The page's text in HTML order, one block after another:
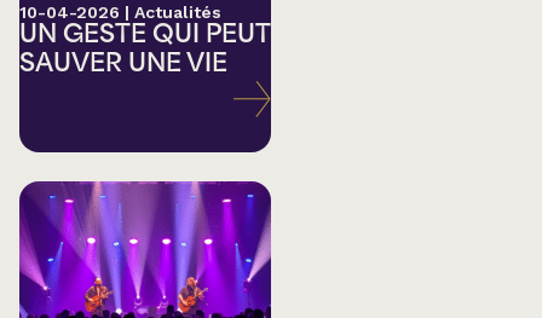
10-04-2026 | Actualités
UN GESTE QUI PEUT
SAUVER UNE VIE